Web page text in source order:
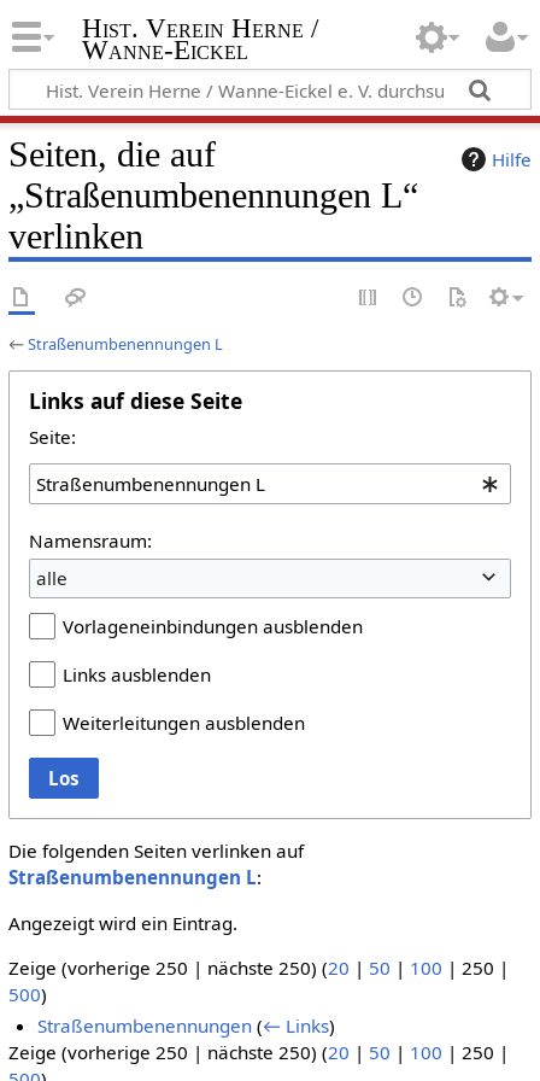
Hist. Verein Herne /
Wanne-Eickel
Hilfe
Seiten, die auf
„Straßenumbenennungen L“
verlinken
←Straßenumbenennungen L
Links auf diese Seite
Seite:
Namensraum:
alle
Vorlageneinbindungen ausblenden
Links ausblenden
Weiterleitungen ausblenden
Los
Die folgenden Seiten verlinken auf
Straßenumbenennungen L:
Angezeigt wird ein Eintrag.
Zeige (vorherige 250 | nächste 250) (20 | 50 | 100 | 250 |
500)
Straßenumbenennungen (← Links)
Zeige (vorherige 250 | nächste 250) (20 | 50 | 100 | 250 |